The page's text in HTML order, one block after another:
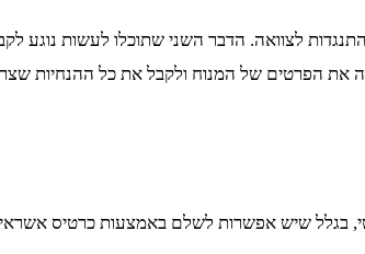
לצוואה. הדבר השני שתוכלו לעשות נוגע
את הפרטים של המנוח ולקבל את כל ההנחיות
בגלל שיש אפשרות לשלם באמצעות כרטיס